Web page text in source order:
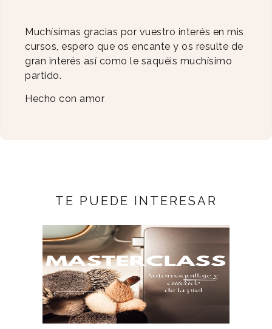
Muchísimas gracias por vuestro interés en mis
cursos, espero que os encante y os resulte de
gran interés así como le saquéis muchísimo
partido.
Hecho con amor
TE PUEDE INTERESAR